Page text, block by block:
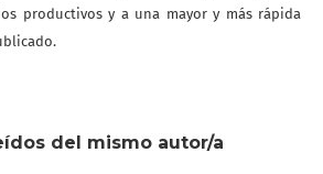
productivos y a una mayor y más rápida
del mismo autor/a